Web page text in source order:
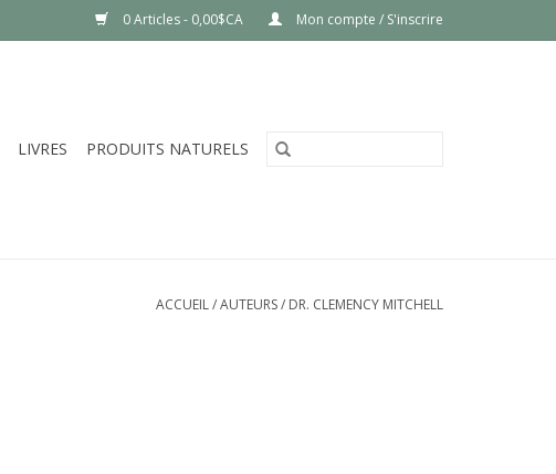
0 Articles - 0,00$CA Mon compte / S'inscrire
LIVRES PRODUITS NATURELS
ACCUEIL/AUTEURS/ DR. CLEMENCY MITCHELL